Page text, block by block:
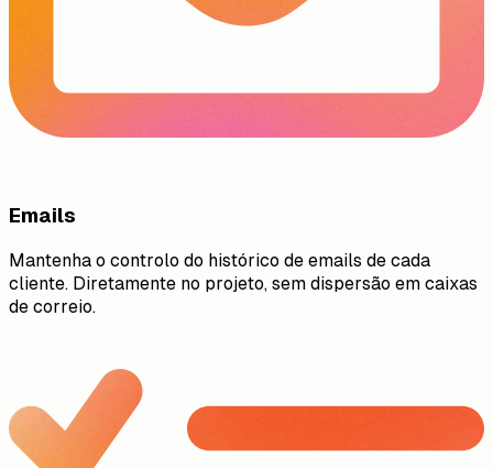
Emails
Mantenha o controlo do histórico de emails de cada
cliente. Diretamente no projeto, sem dispersão em caixas
de correio.